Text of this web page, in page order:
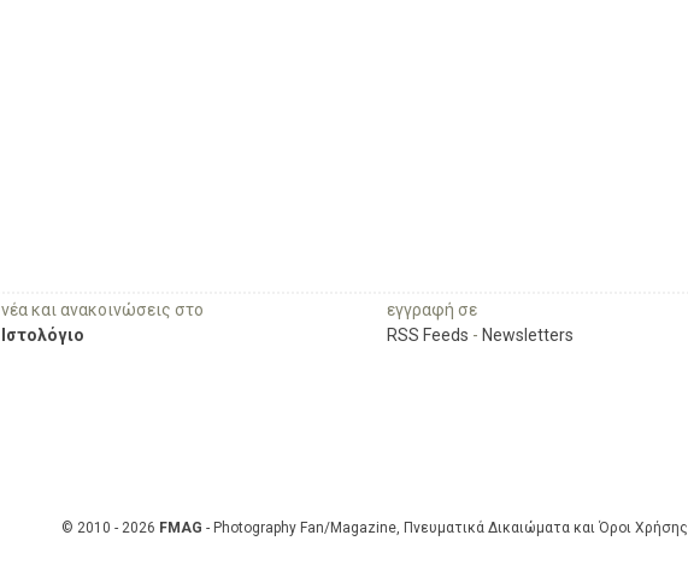
νέα και ανακοινώσεις στο
Ιστολόγιο
εγγραφή σε
RSS Feeds - Newsletters
© 2010 - 2026 FMAG - Photography Fan/Magazine, Πνευματικά Δικαιώματα και Όροι Χρήσης